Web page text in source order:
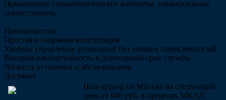
Применение: стоматологические кабинеты, универсальная
совместимость
Преимущества:
Простая и надежная конструкция
Удобное управление установкой без лишних переключателей
Высокая износостойкость и длительный срок службы
Легкость установки и обслуживания
Доставка
Наш курьер по Москве на следующий
день от 600 руб. в пределах МКАД